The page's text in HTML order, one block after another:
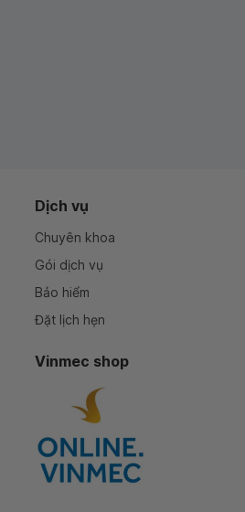
Dịch vụ
Chuyên khoa
Gói dịch vụ
Bảo hiểm
Đặt lịch hẹn
Vinmec shop